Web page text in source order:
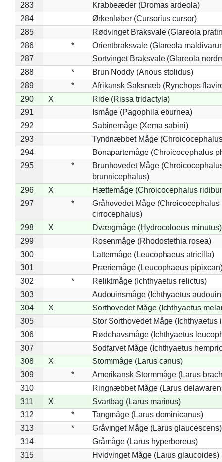
283
Krabbeæder (Dromas ardeola)
284
Ørkenløber (Cursorius cursor)
285
Rødvinget Braksvale (Glareola
286
*
Orientbraksvale (Glareola
287
Sortvinget Braksvale (Glareola
288
*
Brun Noddy (Anous stolidus)
289
*
Afrikansk Saksnæb (Rynchops
290
X
Ride (Rissa tridactyla)
291
Ismåge (Pagophila eburnea)
292
Sabinemåge (Xema sabini)
293
Tyndnæbbet Måge
294
Bonapartemåge (Chroicocephalus
295
*
Brunhovedet Måge
brunnicephalus)
296
X
Hættemåge (Chroicocephalus
297
*
Gråhovedet Måge (Chroicocephalus
cirrocephalus)
298
X
Dværgmåge (Hydrocoloeus minutus)
299
Rosenmåge (Rhodostethia rosea)
300
Lattermåge (Leucophaeus atricilla)
301
Præriemåge (Leucophaeus pipixcan)
302
*
Reliktmåge (Ichthyaetus relictus)
303
Audouinsmåge (Ichthyaetus
304
X
Sorthovedet Måge (Ichthyaetus
305
Stor Sorthovedet Måge (Ichthyaetus
306
Rødehavsmåge (Ichthyaetus
307
Sodfarvet Måge (Ichthyaetus
308
X
Stormmåge (Larus canus)
309
*
Amerikansk Stormmåge (Larus
310
Ringnæbbet Måge (Larus
311
X
Svartbag (Larus marinus)
312
*
Tangmåge (Larus dominicanus)
313
*
Gråvinget Måge (Larus glaucescens)
314
Gråmåge (Larus hyperboreus)
315
Hvidvinget Måge (Larus glaucoides)